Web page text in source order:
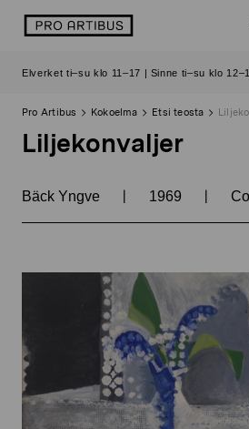
sisältöön
logo
Elverket ti–su klo 11–17 | Sinne ti–su klo
Pro Artibus Kokoelma Etsi teosta
Liljekonvaljer
Bäck Yngve | 1969 |